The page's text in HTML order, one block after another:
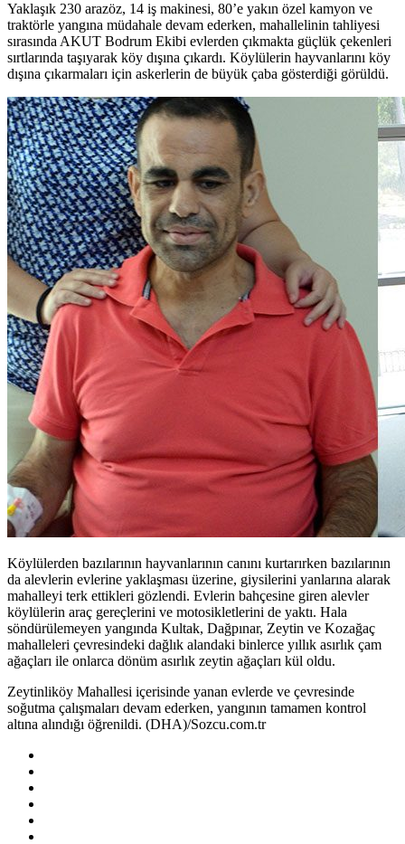
Yaklaşık 230 arazöz, 14 iş makinesi, 80’e yakın özel kamyon ve
traktörle yangına müdahale devam ederken, mahallelinin tahliyesi
sırasında AKUT Bodrum Ekibi evlerden çıkmakta güçlük çekenleri
sırtlarında taşıyarak köy dışına çıkardı. Köylülerin hayvanlarını köy
dışına çıkarmaları için askerlerin de büyük çaba gösterdiği görüldü.
Köylülerden bazılarının hayvanlarının canını kurtarırken bazılarının
da alevlerin evlerine yaklaşması üzerine, giysilerini yanlarına alarak
mahalleyi terk ettikleri gözlendi. Evlerin bahçesine giren alevler
köylülerin araç gereçlerini ve motosikletlerini de yaktı. Hala
söndürülemeyen yangında Kultak, Dağpınar, Zeytin ve Kozağaç
mahalleleri çevresindeki dağlık alandaki binlerce yıllık asırlık çam
ağaçları ile onlarca dönüm asırlık zeytin ağaçları kül oldu.
Zeytinliköy Mahallesi içerisinde yanan evlerde ve çevresinde
soğutma çalışmaları devam ederken, yangının tamamen kontrol
altına alındığı öğrenildi. (DHA)/Sozcu.com.tr